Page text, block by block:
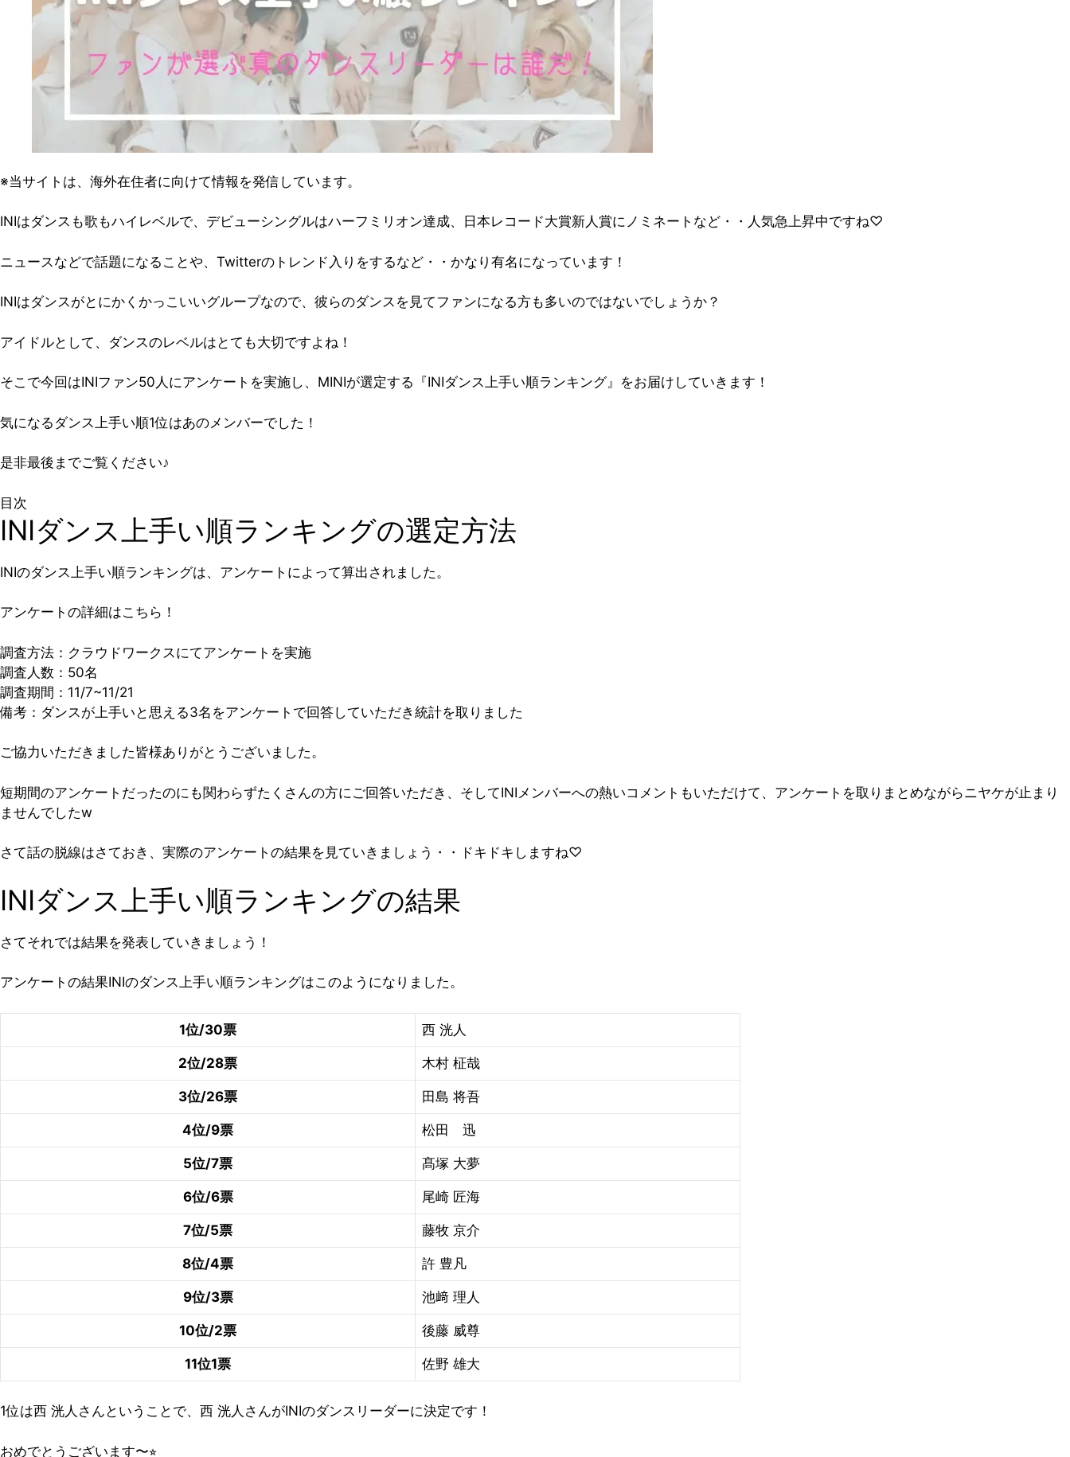
※当サイトは、海外在住者に向けて情報を発信しています。
INIはダンスも歌もハイレベルで、デビューシングルはハーフミリオン達成、日本レコード大賞新人賞にノミネートなど・・人気急上昇中ですね♡
ニュースなどで話題になることや、Twitterのトレンド入りをするなど・・かなり有名になっています！
INIはダンスがとにかくかっこいいグループなので、彼らのダンスを見てファンになる方も多いのではないでしょうか？
アイドルとして、ダンスのレベルはとても大切ですよね！
そこで今回はINIファン50人にアンケートを実施し、MINIが選定する『INIダンス上手い順ランキング』をお届けしていきます！
気になるダンス上手い順1位はあのメンバーでした！
是非最後までご覧ください♪
目次
INIダンス上手い順ランキングの選定方法
INIのダンス上手い順ランキングは、アンケートによって算出されました。
アンケートの詳細はこちら！
調査方法：クラウドワークスにてアンケートを実施
調査人数：50名
調査期間：11/7~11/21
備考：ダンスが上手いと思える3名をアンケートで回答していただき統計を取りました
ご協力いただきました皆様ありがとうございました。
短期間のアンケートだったのにも関わらずたくさんの方にご回答いただき、そしてINIメンバーへの熱いコメントもいただけて、アンケートを取りまとめながらニヤケが止まり
ませんでしたw
さて話の脱線はさておき、実際のアンケートの結果を見ていきましょう・・ドキドキしますね♡
INIダンス上手い順ランキングの結果
さてそれでは結果を発表していきましょう！
アンケートの結果INIのダンス上手い順ランキングはこのようになりました。
1位/30票 西 洸人
2位/28票 木村 柾哉
3位/26票 田島 将吾
4位/9票 松田 迅
5位/7票 髙塚 大夢
6位/6票 尾崎 匠海
7位/5票 藤牧 京介
8位/4票 許 豊凡
9位/3票 池﨑 理人
10位/2票 後藤 威尊
11位1票 佐野 雄大
1位は西 洸人さんということで、西 洸人さんがINIのダンスリーダーに決定です！
おめでとうございます〜⭐︎